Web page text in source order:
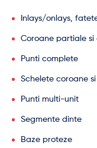
Inlays/onlays,
Coroane partiale si
Punti complete
Schelete coroane
Punti multi-unit
Segmente dinte
Baze proteze